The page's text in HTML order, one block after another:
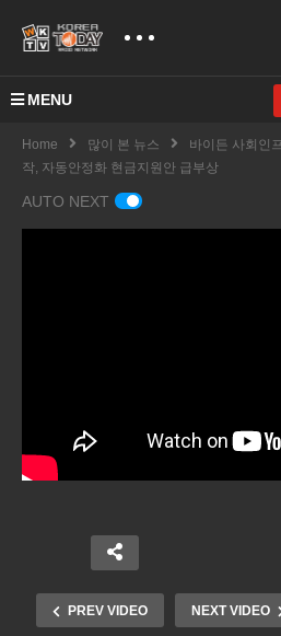
MENU
Home 많이 본 뉴스
바이든 사회인
작, 자동안정화 현금지원안 급부상
AUTO NEXT
PREV VIDEO NEXT VIDEO